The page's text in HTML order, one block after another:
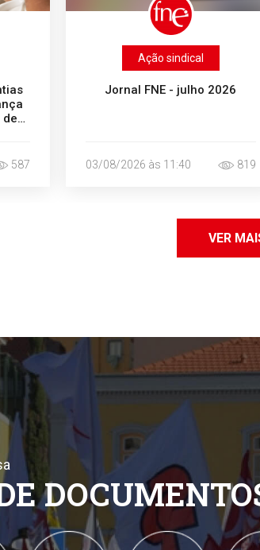
de
587
Ação sindical
Jornal FNE - julho 2026
03/08/2026 às 11:40 819
VER